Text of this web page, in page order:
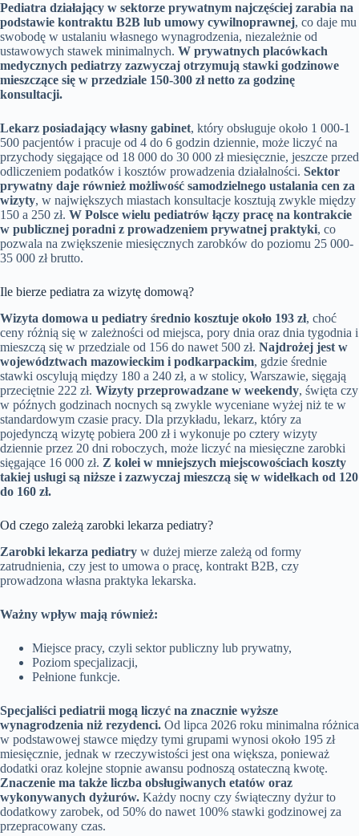
Pediatra działający w sektorze prywatnym najczęściej zarabia na
podstawie kontraktu B2B lub umowy cywilnoprawnej, co daje mu
swobodę w ustalaniu własnego wynagrodzenia, niezależnie od
ustawowych stawek minimalnych. W prywatnych placówkach
medycznych pediatrzy zazwyczaj otrzymują stawki godzinowe
mieszczące się w przedziale 150-300 zł netto za godzinę
konsultacji.
Lekarz posiadający własny gabinet, który obsługuje około 1 000-1
500 pacjentów i pracuje od 4 do 6 godzin dziennie, może liczyć na
przychody sięgające od 18 000 do 30 000 zł miesięcznie, jeszcze przed
odliczeniem podatków i kosztów prowadzenia działalności. Sektor
prywatny daje również możliwość samodzielnego ustalania cen za
wizyty, w największych miastach konsultacje kosztują zwykle między
150 a 250 zł. W Polsce wielu pediatrów łączy pracę na kontrakcie
w publicznej poradni z prowadzeniem prywatnej praktyki, co
pozwala na zwiększenie miesięcznych zarobków do poziomu 25 000-
35 000 zł brutto.
Ile bierze pediatra za wizytę domową?
Wizyta domowa u pediatry średnio kosztuje około 193 zł, choć
ceny różnią się w zależności od miejsca, pory dnia oraz dnia tygodnia i
mieszczą się w przedziale od 156 do nawet 500 zł. Najdrożej jest w
województwach mazowieckim i podkarpackim, gdzie średnie
stawki oscylują między 180 a 240 zł, a w stolicy, Warszawie, sięgają
przeciętnie 222 zł. Wizyty przeprowadzane w weekendy, święta czy
w późnych godzinach nocnych są zwykle wyceniane wyżej niż te w
standardowym czasie pracy. Dla przykładu, lekarz, który za
pojedynczą wizytę pobiera 200 zł i wykonuje po cztery wizyty
dziennie przez 20 dni roboczych, może liczyć na miesięczne zarobki
sięgające 16 000 zł. Z kolei w mniejszych miejscowościach koszty
takiej usługi są niższe i zazwyczaj mieszczą się w widełkach od 120
do 160 zł.
Od czego zależą zarobki lekarza pediatry?
Zarobki lekarza pediatry w dużej mierze zależą od formy
zatrudnienia, czy jest to umowa o pracę, kontrakt B2B, czy
prowadzona własna praktyka lekarska.
Ważny wpływ mają również:
Miejsce pracy, czyli sektor publiczny lub prywatny,
Poziom specjalizacji,
Pełnione funkcje.
Specjaliści pediatrii mogą liczyć na znacznie wyższe
wynagrodzenia niż rezydenci. Od lipca 2026 roku minimalna różnica
w podstawowej stawce między tymi grupami wynosi około 195 zł
miesięcznie, jednak w rzeczywistości jest ona większa, ponieważ
dodatki oraz kolejne stopnie awansu podnoszą ostateczną kwotę.
Znaczenie ma także liczba obsługiwanych etatów oraz
wykonywanych dyżurów. Każdy nocny czy świąteczny dyżur to
dodatkowy zarobek, od 50% do nawet 100% stawki godzinowej za
przepracowany czas.